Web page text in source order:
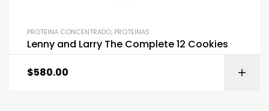
PROTEINA CONCENTRADO, PROTEINAS
Lenny and Larry The Complete 12 Cookies
$580.00